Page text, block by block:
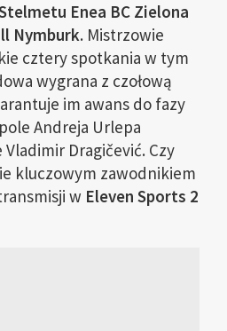
Enea BC Zielona
Nymburk. Mistrzowie
cztery spotkania w tym
wygrana z czołową
im awans do fazy
Andreja Urlepa
Dragičević. Czy
kluczowym zawodnikiem
w Eleven Sports 2